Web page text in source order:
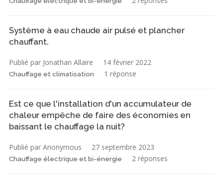
Système à eau chaude air pulsé et plancher
chauffant.
Publié par Jonathan Allaire 14 février 2022
Chauffage et climatisation 1 réponse
Est ce que l'installation d'un accumulateur de
chaleur empêche de faire des économies en
baissant le chauffage la nuit?
Publié par Anonymous 27 septembre 2023
Chauffage électrique et bi-énergie 2 réponses